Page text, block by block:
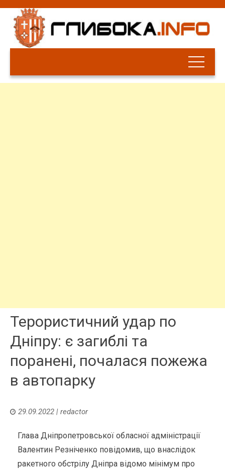
Терористичний удар по
Дніпру: є загиблі та
поранені, почалася пожежа
в автопарку
29.09.2022 | redactor
Глава Дніпропетровської обласної адміністрації
Валентин Резніченко повідомив, що внаслідок
ракетного обстрілу Дніпра відомо мінімум про